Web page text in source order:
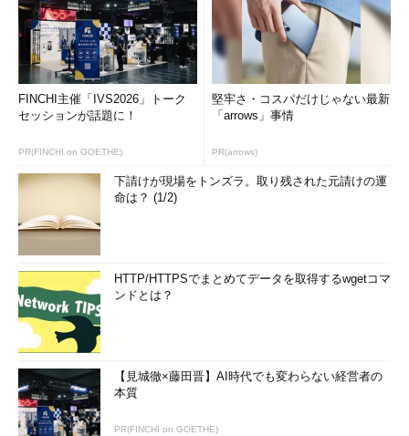
タスクマネージャーでパフォーマンスのグラフのみ表示する
には
FINCHI主催「IVS2026」トーク
セッションが話題に！
PR(FINCHI on GOETHE)
堅牢さ・コスパだけじゃない最新
「arrows」事情
PR(arrows)
下請けが現場をトンズラ。取り残された元請けの運
命は？ (1/2)
HTTP/HTTPSでまとめてデータを取得するwgetコマ
ンドとは？
【見城徹×藤田晋】AI時代でも変わらない経営者の
本質
PR(FINCHI on GOETHE)